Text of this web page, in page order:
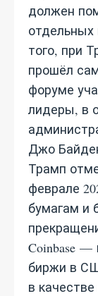
должен
того, при
прошёл
форуме
лидеры, в
Джо
Трамп
феврале
бумагам и
Coinbase —
биржи в
в